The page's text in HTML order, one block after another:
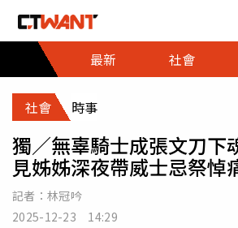
最新
社會
社會 時事
獨／無辜騎士成張文刀
見姊姊深夜帶威士忌祭悼
記者： 林冠吟
2025-12-23 14:29